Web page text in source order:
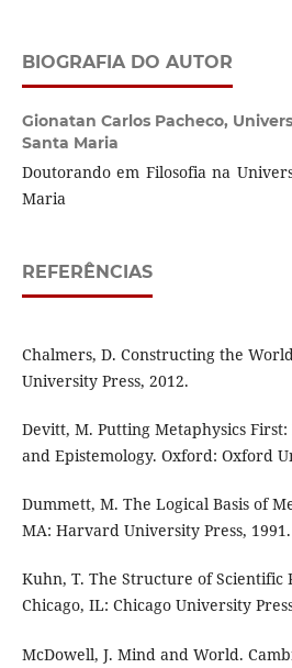
BIOGRAFIA DO AUTOR
Gionatan Carlos Pacheco,
Santa Maria
Doutorando em Filosofia na
Maria
REFERÊNCIAS
Chalmers, D. Constructing the
University Press, 2012.
Devitt, M. Putting Metaphysics First:
and Epistemology. Oxford: Oxford
Dummett, M. The Logical Basis of
MA: Harvard University Press, 1991.
Kuhn, T. The Structure of Scientific
Chicago, IL: Chicago University
McDowell, J. Mind and World.